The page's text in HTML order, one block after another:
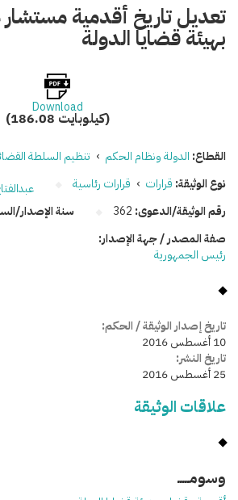
تعديل تاريخ أقدمية
بهيئة قضايا الدولة
Download
(186.08 كيلوبايت)
القطاع: الدولة ونظام الحكم › تنظيم السلطة
نوع الوثيقة: قرارات › قرارات رئاسية
رقم الوثيقة/الدعوى: 362 سنة الإصدار/
صفة المصدر / جهة الإصدار:
رئيس الجمهورية
تاريخ إصدار الوثيقة / الحكم:
10 أغسطس 2016
تاريخ النشر:
25 أغسطس 2016
علاقات الوثيقة
وسومـــــ